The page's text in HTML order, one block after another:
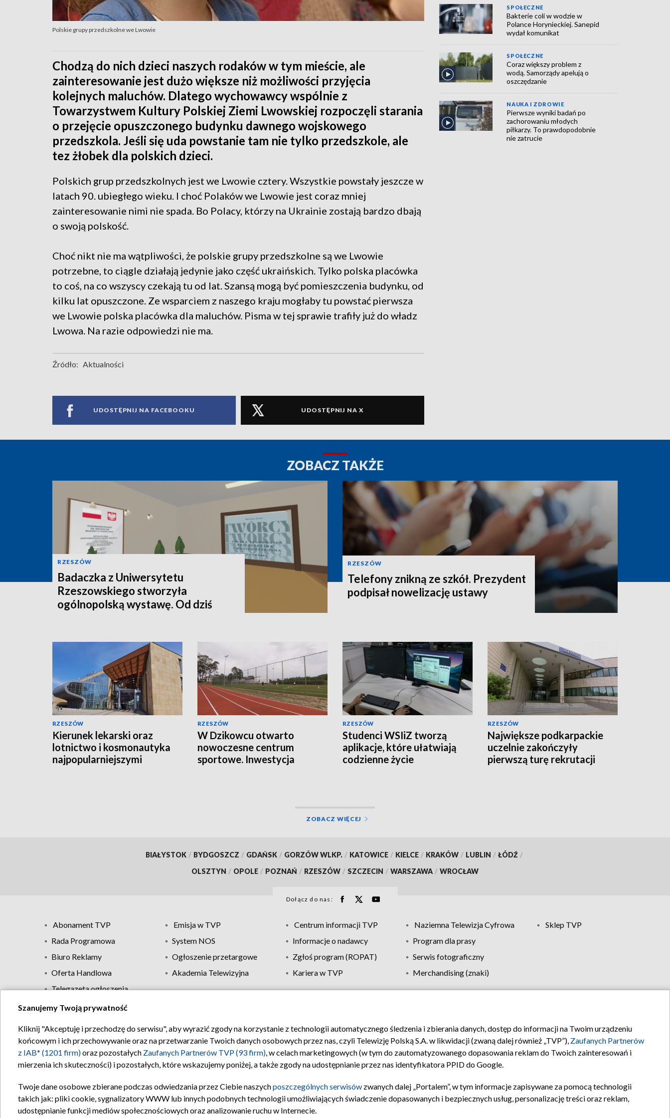
Polskie grupy przedszkolne we Lwowie
Chodzą do nich dzieci naszych rodaków w tym mieście, ale
zainteresowanie jest dużo większe niż możliwości przyjęcia
kolejnych maluchów. Dlatego wychowawcy wspólnie z
Towarzystwem Kultury Polskiej Ziemi Lwowskiej rozpoczęli starania
o przejęcie opuszczonego budynku dawnego wojskowego
przedszkola. Jeśli się uda powstanie tam nie tylko przedszkole, ale
tez żłobek dla polskich dzieci.
Polskich grup przedszkolnych jest we Lwowie cztery. Wszystkie powstały jeszcze w
latach 90. ubiegłego wieku. I choć Polaków we Lwowie jest coraz mniej
zainteresowanie nimi nie spada. Bo Polacy, którzy na Ukrainie zostają bardzo dbają
o swoją polskość.
Choć nikt nie ma wątpliwości, że polskie grupy przedszkolne są we Lwowie
potrzebne, to ciągle działają jedynie jako część ukraińskich. Tylko polska placówka
to coś, na co wszyscy czekają tu od lat. Szansą mogą być pomieszczenia budynku, od
kilku lat opuszczone. Ze wsparciem z naszego kraju mogłaby tu powstać pierwsza
we Lwowie polska placówka dla maluchów. Pisma w tej sprawie trafiły już do władz
Lwowa. Na razie odpowiedzi nie ma.
Źródło: Aktualności
UDOSTĘPNIJ NA FACEBOOKU UDOSTĘPNIJ NA X
SPOŁECZNE
Bakterie coli w wodzie w
Polance Horynieckiej. Sanepid
wydał komunikat
SPOŁECZNE
Coraz większy problem z
wodą. Samorządy apelują o
oszczędzanie
NAUKA I ZDROWIE
Pierwsze wyniki badań po
zachorowaniu młodych
piłkarzy. To prawdopodobnie
nie zatrucie
ZOBACZ TAKŻE
RZESZÓW
Badaczka z Uniwersytetu
Rzeszowskiego stworzyła
ogólnopolską wystawę. Od dziś
RZESZÓW
Telefony znikną ze szkół. Prezydent
podpisał nowelizację ustawy
RZESZÓW
Kierunek lekarski oraz
lotnictwo i kosmonautyka
najpopularniejszymi
RZESZÓW
W Dzikowcu otwarto
nowoczesne centrum
sportowe. Inwestycja
RZESZÓW
Studenci WSIiZ tworzą
aplikacje, które ułatwiają
codzienne życie
RZESZÓW
Największe podkarpackie
uczelnie zakończyły
pierwszą turę rekrutacji
ZOBACZ WIĘCEJ
BIAŁYSTOK / BYDGOSZCZ / GDAŃSK / GORZÓW WLKP. / KATOWICE / KIELCE / KRAKÓW / LUBLIN / ŁÓDŹ /
OLSZTYN / OPOLE / POZNAŃ / RZESZÓW / SZCZECIN / WARSZAWA / WROCŁAW
Dołącz do nas:
Abonament TVP Emisja w TVP Centrum informacji TVP Naziemna Telewizja Cyfrowa
Sklep TVP
Rada Programowa
System NOS Informacje o nadawcy
Program dla prasy
Biuro Reklamy
Ogłoszenie przetargowe Zgłoś program (ROPAT)
Serwis fotograficzny
Oferta Handlowa
Akademia Telewizyjna Kariera w TVP
Merchandising (znaki)
Telegazeta ogłoszenia
Regulamin TVP Polityka prywatności Moje zgody Pomoc Biuro reklamy Kontakt
Szanujemy Twoją prywatność
Kliknij "Akceptuję i przechodzę do serwisu", aby wyrazić zgody na korzystanie z technologii automatycznego śledzenia i zbierania danych, dostęp do informacji na Twoim urządzeniu
końcowym i ich przechowywanie oraz na przetwarzanie Twoich danych osobowych przez nas, czyli Telewizję Polską S.A. w likwidacji (zwaną dalej również „TVP”), Zaufanych Partnerów
z IAB* (1201 firm)oraz pozostałych Zaufanych Partnerów TVP (93 firm), w celach marketingowych (w tym do zautomatyzowanego dopasowania reklam do Twoich zainteresowań i
mierzenia ich skuteczności) i pozostałych, które wskazujemy poniżej, a także zgody na udostępnianie przez nas identyfikatora PPID do Google.
Twoje dane osobowe zbierane podczas odwiedzania przez Ciebie naszychposzczególnych serwisów zwanych dalej „Portalem”, w tym informacje zapisywane za pomocą technologii
takich jak: pliki cookie, sygnalizatory WWW lub innych podobnych technologii umożliwiających świadczenie dopasowanych i bezpiecznych usług, personalizację treści oraz reklam,
udostępnianie funkcji mediów społecznościowych oraz analizowanie ruchu w Internecie.